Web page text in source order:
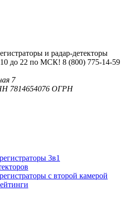
10 до 22 по МСК! 8 (800) 775-14-59
7
ОГРН
3в1
с второй камерой